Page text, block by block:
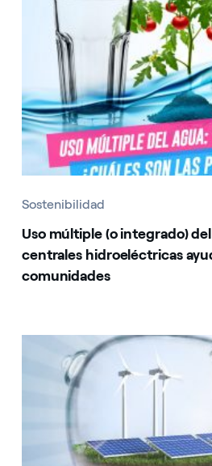
Sostenibilidad
Uso múltiple (o integrado)
centrales hidroeléctricas
comunidades